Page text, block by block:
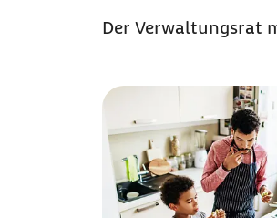
Der Verwaltungsrat